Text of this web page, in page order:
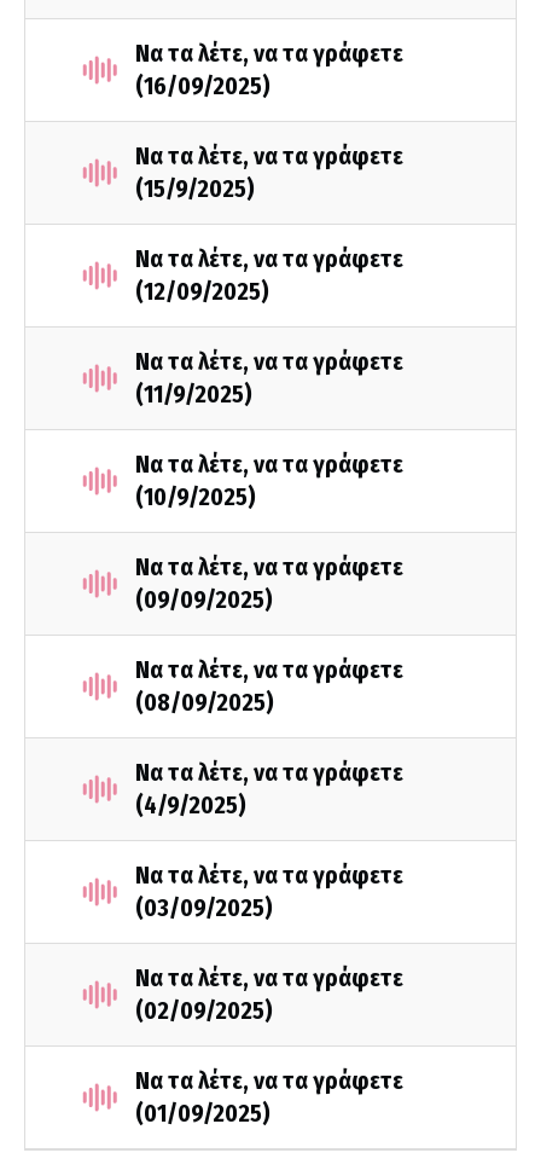
Να τα λέτε, να τα γράφετε
(16/09/2025)
Να τα λέτε, να τα γράφετε
(15/9/2025)
Να τα λέτε, να τα γράφετε
(12/09/2025)
Να τα λέτε, να τα γράφετε
(11/9/2025)
Να τα λέτε, να τα γράφετε
(10/9/2025)
Να τα λέτε, να τα γράφετε
(09/09/2025)
Να τα λέτε, να τα γράφετε
(08/09/2025)
Να τα λέτε, να τα γράφετε
(4/9/2025)
Να τα λέτε, να τα γράφετε
(03/09/2025)
Να τα λέτε, να τα γράφετε
(02/09/2025)
Να τα λέτε, να τα γράφετε
(01/09/2025)